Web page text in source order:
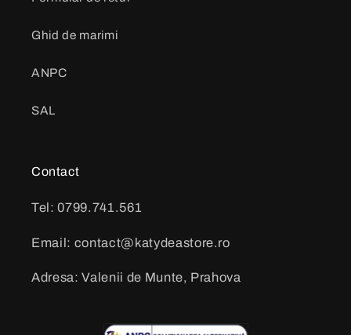
Ghid de marimi
ANPC
SAL
Contact
Tel: 0799.741.561
Email: contact@katydeastore.ro
Adresa: Valenii de Munte, Prahova